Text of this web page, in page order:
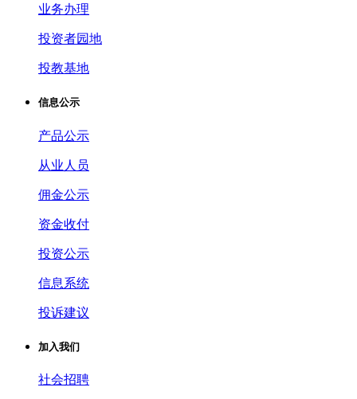
业务办理
投资者园地
投教基地
信息公示
产品公示
从业人员
佣金公示
资金收付
投资公示
信息系统
投诉建议
加入我们
社会招聘